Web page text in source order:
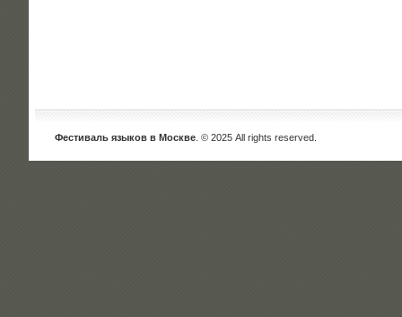
Фестиваль языков в Москве . © 2025 All rights reserved.